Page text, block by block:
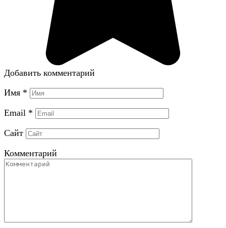
Добавить комментарий
Имя *
Email *
Сайт
Комментарий